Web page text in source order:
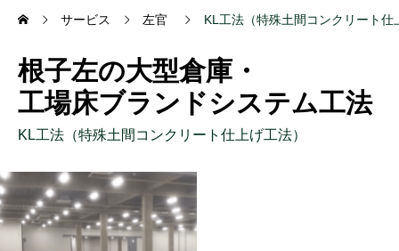
サービス 左官 KL工法（特殊土間コンクリート仕
根子左の大型倉庫・
工場床ブランドシステム工法
KL工法（特殊土間コンクリート仕上げ工法）